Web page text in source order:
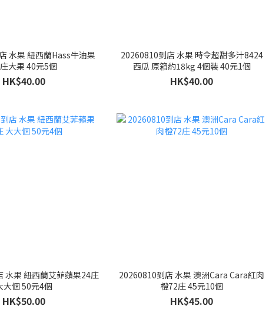
水果 紐西蘭Hass牛油果
大果 40元5個
HK$40.00
20260810到店 水果 時令超甜多汁8424
西瓜 原箱約18kg 4個裝 40元1個
HK$40.00
水果 紐西蘭艾菲蘋果24庄
大個 50元4個
HK$50.00
20260810到店 水果 澳洲Cara Cara紅肉
橙72庄 45元10個
HK$45.00